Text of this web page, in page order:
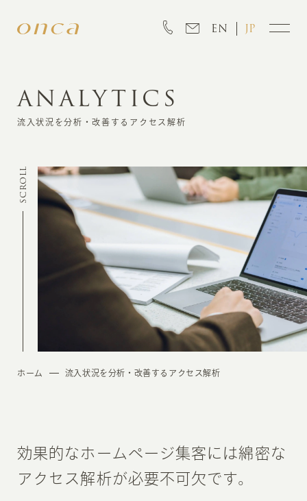
EN JP
INFORMATION
CREATION
MARKETING
ANALYTICS
流入状況を分析・改善するアクセス解析
SCROLL
ホーム 流入状況を分析・改善するアクセス解析
効果的なホームページ集客には綿密な
アクセス解析が必要不可欠です。